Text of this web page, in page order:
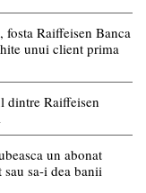
Raiffeisen Banca
unui client prima
dintre Raiffeisen
un abonat
sa-i dea banii